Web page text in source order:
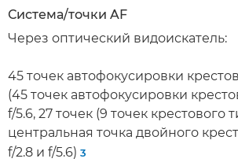
Система/точки AF
Через оптический видоискатель:
45 точек автофокусировки
(45 точек автофокусировки
f/5.6, 27 точек (9 точек крестового
центральная точка двойного
f/2.8 и f/5.6) 3